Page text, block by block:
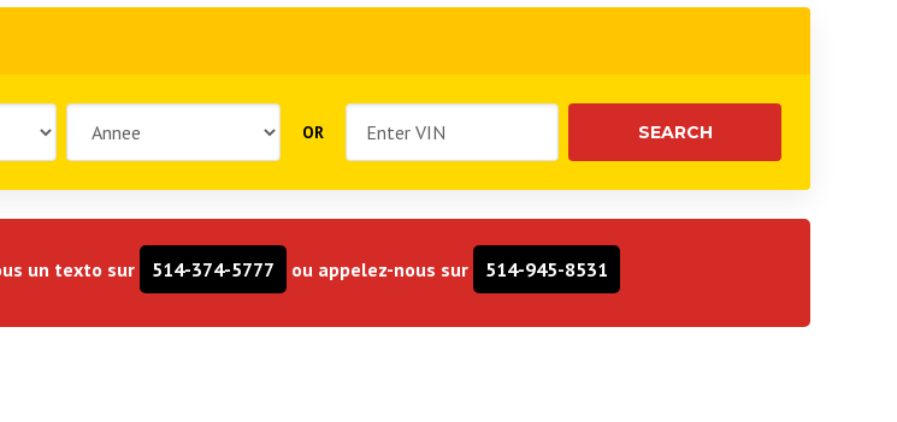
OR
un texto sur 514-374-5777 ou appelez-nous sur 514-945-8531